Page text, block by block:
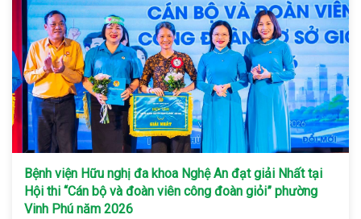
Bệnh viện Hữu nghị đa khoa Nghệ An đạt giải Nhất tại
Hội thi “Cán bộ và đoàn viên công đoàn giỏi” phường
Vinh Phú năm 2026